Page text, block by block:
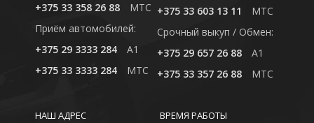
+375 33 358 26 88
MTC
Приём автомобилей:
+375 29 3333 284
A1
+375 33 3333 284
MTC
+375 33 603 13 11
MTC
Cрочный выкуп / Обмен:
+375 29 657 26 88
A1
+375 33 357 26 88
MTC
ВРЕМЯ РАБОТЫ
НАШ АДРЕС